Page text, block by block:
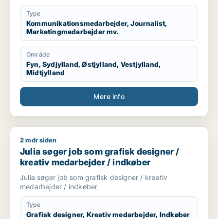
Type
Kommunikationsmedarbejder, Journalist,
Marketingmedarbejder mv.
Område
Fyn, Sydjylland, Østjylland, Vestjylland,
Midtjylland
Mere info
Julia søger job som grafisk designer / kreativ medarbejder
2 mdr siden
Julia søger job som grafisk designer /
kreativ medarbejder / indkøber
Julia søger job som grafisk designer / kreativ
medarbejder / indkøber
Type
Grafisk designer, Kreativ medarbejder, Indkøber